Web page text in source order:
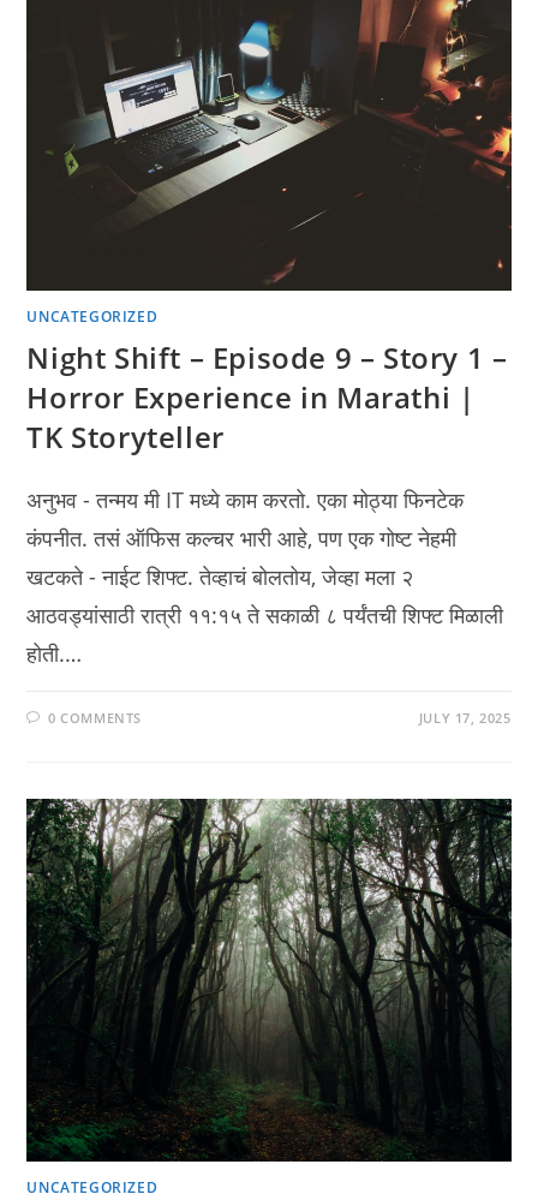
UNCATEGORIZED
Night Shift – Episode 9 – Story 1 –
Horror Experience in Marathi |
TK Storyteller
अनुभव - तन्मय मी IT मध्ये काम करतो. एका मोठ्या फिनटेक
कंपनीत. तसं ऑफिस कल्चर भारी आहे, पण एक गोष्ट नेहमी
खटकते - नाईट शिफ्ट. तेव्हाचं बोलतोय, जेव्हा मला २
आठवड्यांसाठी रात्री ११:१५ ते सकाळी ८ पर्यंतची शिफ्ट मिळाली
होती.…
0 COMMENTS JULY 17, 2025
UNCATEGORIZED